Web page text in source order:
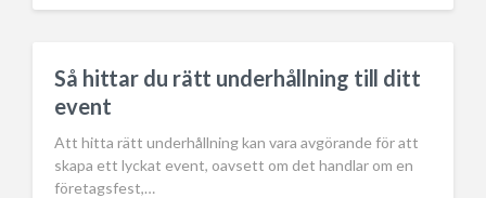
s
a
t
e
Så hittar du rätt underhållning till ditt
event
Att hitta rätt underhållning kan vara avgörande för att
skapa ett lyckat event, oavsett om det handlar om en
företagsfest,…